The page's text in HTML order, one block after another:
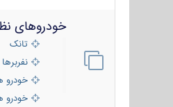
خودروهای
تانک
خودرو